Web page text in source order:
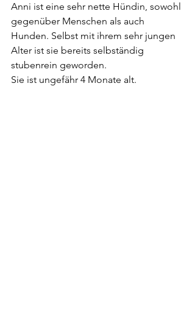
Anni ist eine sehr nette Hündin, sowohl
gegenüber Menschen als auch
Hunden. Selbst mit ihrem sehr jungen
Alter ist sie bereits selbständig
stubenrein geworden.
Sie ist ungefähr 4 Monate alt.